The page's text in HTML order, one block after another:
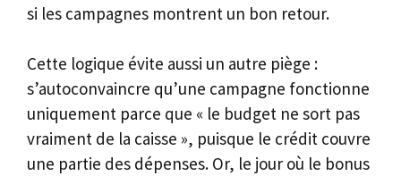
si les campagnes montrent un bon retour.
Cette logique évite aussi un autre piège :
s’autoconvaincre qu’une campagne fonctionne
uniquement parce que « le budget ne sort pas
vraiment de la caisse », puisque le crédit couvre
une partie des dépenses. Or, le jour où le bonus